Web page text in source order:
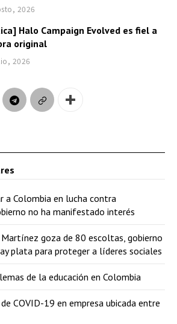
2026
Halo Campaign Evolved es fiel a
original
2026
a Colombia en lucha contra
no ha manifestado interés
goza de 80 escoltas, gobierno
plata para proteger a líderes sociales
de la educación en Colombia
COVID-19 en empresa ubicada entre